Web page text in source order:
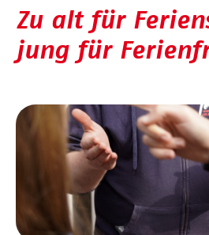
Zu alt für
jung für